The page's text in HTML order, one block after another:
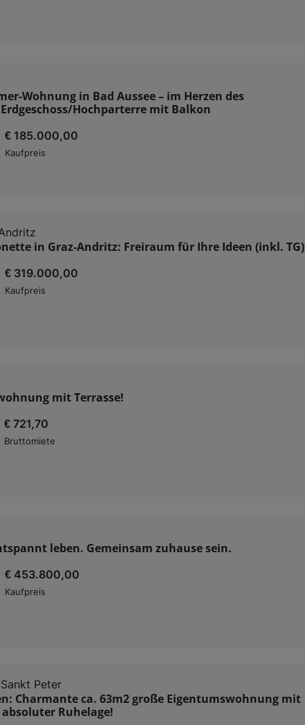
Wohnung in Bad Aussee – im Herzen des
Hochparterre mit Balkon
€ 185.000,00
Kaufpreis
in Graz-Andritz: Freiraum für Ihre Ideen (inkl. TG)
€ 319.000,00
Kaufpreis
mit Terrasse!
€ 721,70
Bruttomiete
leben. Gemeinsam zuhause sein.
€ 453.800,00
Kaufpreis
Peter
Charmante ca. 63m2 große Eigentumswohnung mit
Ruhelage!